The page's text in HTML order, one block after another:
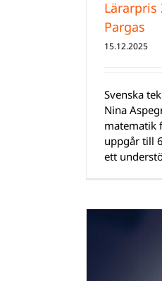
Lärarpris
Pargas
15.12.2025
Svenska
Nina
matematik
uppgår till
ett